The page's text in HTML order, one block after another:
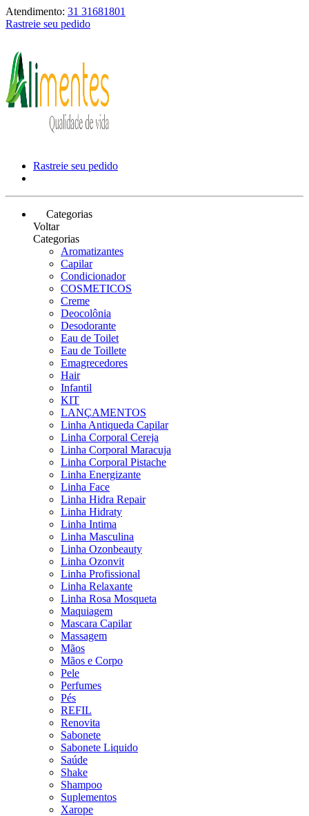
Atendimento: 31 31681801
Rastreie seu pedido
Rastreie seu pedido
Categorias
Voltar
Categorias
Aromatizantes
Capilar
Condicionador
COSMETICOS
Creme
Deocolônia
Desodorante
Eau de Toilet
Eau de Toillete
Emagrecedores
Hair
Infantil
KIT
LANÇAMENTOS
Linha Antiqueda Capilar
Linha Corporal Cereja
Linha Corporal Maracuja
Linha Corporal Pistache
Linha Energizante
Linha Face
Linha Hidra Repair
Linha Hidraty
Linha Intima
Linha Masculina
Linha Ozonbeauty
Linha Ozonvit
Linha Profissional
Linha Relaxante
Linha Rosa Mosqueta
Maquiagem
Mascara Capilar
Massagem
Mãos
Mãos e Corpo
Pele
Perfumes
Pés
REFIL
Renovita
Sabonete
Sabonete Liquido
Saúde
Shake
Shampoo
Suplementos
Xarope